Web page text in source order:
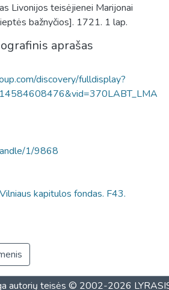
Livonijos teisėjienei Marijonai
bažnyčios]. 1721. 1 lap.
aprašas
discovery/fulldisplay?
1/9868
kapitulos fondas. F43.
autorių teisės © 2002-2026